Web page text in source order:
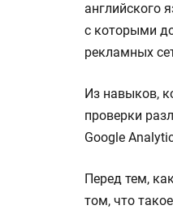
английского
с которыми
рекламных
Из навыков,
проверки
Google
Перед тем,
том, что